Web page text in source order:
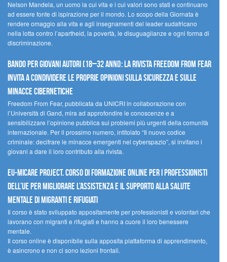
Nelson Mandela, un uomo la cui vita e i cui valori sono stati e continuano
ad essere fonte di ispirazione per il mondo. Lo scopo della Giornata è
rendere omaggio alla vita e agli insegnamenti del leader sudafricano
nella lotta contro l’apartheid, la povertà, le disuguaglianze e ogni forma di
discriminazione.
Bando per giovani autori (18–32 anni): la Rivista Freedom From Fear
invita a condividere le proprie opinioni sulla sicurezza e sulle
minacce cibernetiche
Freedom From Fear, pubblicata da UNICRI in collaborazione con
l’Università di Gand, mira ad approfondire le conoscenze e a
sensibilizzare l’opinione pubblica sui problemi più urgenti della comunità
internazionale. Per il prossimo numero, intitolato “Il nuovo codice
criminale: decifrare le minacce emergenti nel cyberspazio”, si invitano i
giovani a dare il loro contributo alla rivista.
EU-MiCare Project. Corso di formazione online per i professionisti
dell’UE per migliorare l’assistenza e il supporto alla salute
mentale di migranti e rifugiati
Il corso è stato sviluppato appositamente per professionisti e volontari che
lavorano con migranti e rifugiati e hanno a cuore il loro benessere
mentale.
Il corso online è disponibile sulla apposita piattaforma di apprendimento,
è asincrono e non ci sono lezioni frontali.